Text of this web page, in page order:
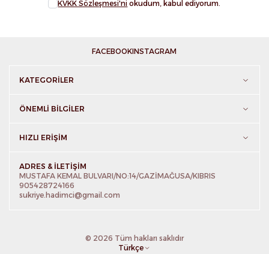
KVKK Sözleşmesi'ni okudum, kabul ediyorum.
FACEBOOKINSTAGRAM
KATEGORILER
ÖNEMLI BILGILER
HIZLI ERIŞIM
ADRES & İLETIŞIM
MUSTAFA KEMAL BULVARI/NO:14/GAZİMAĞUSA/KIBRIS
905428724166
sukriye.hadimci@gmail.com
© 2026 Tüm hakları saklıdır
Türkçe